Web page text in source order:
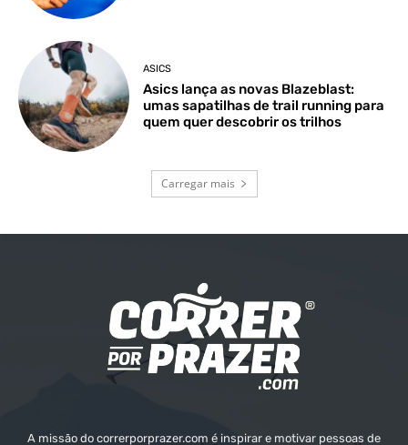
ASICS
Asics lança as novas Blazeblast:
umas sapatilhas de trail running para
quem quer descobrir os trilhos
Carregar mais
A missão do correrporprazer.com é inspirar e motivar pessoas de